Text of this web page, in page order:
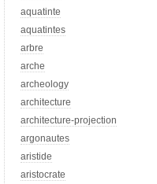
aquatinte
aquatintes
arbre
arche
archeology
architecture
architecture-projection
argonautes
aristide
aristocrate